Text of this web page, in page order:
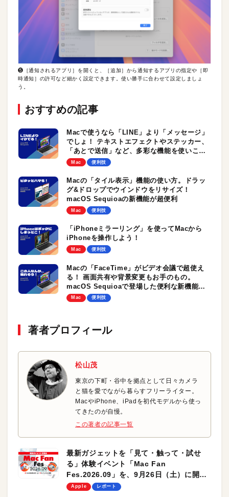
❺［通知されるアプリ］を開くと、［追加］から通知するアプリの指定や［即
時通知］の許可など細かく設定できます。使い勝手に合わせて設定しましょ
う。
おすすめの記事
Macで使うなら「LINE」より「メッセージ」
でしょ！ テキストエフェクトやステッカー、
「あとで送信」など、多彩な機能を使いこな
そう。macOS Sequoiaの進化も見逃せな
Mac 便利技
Macの「タイル表示」機能の使い方。ドラッ
グ&ドロップでウインドウをリサイズ！
macOS Sequioaの新機能が超便利
Mac 便利技
「iPhoneミラーリング」を使ってMacから
iPhoneを操作しよう！
Mac 便利技
Macの「FaceTime」がビデオ会議で超使え
る！ 画面共有や背景変更もお手のもの。
macOS Sequioaで登場した便利な新機能を
使いこなそう
Mac 便利技
著者プロフィール
松山茂
東京の下町・谷中を拠点として日々カメラ
と猫を愛でながら暮らすフリーライター。
MacやiPhone、iPadを初代モデルから使っ
てきたのが自慢。
この著者の記事一覧
最新ガジェットを「見て・触って・試せ
る」体験イベント「Mac Fan
Fes.2026.09」を、9月26日（土）に開催
します！
Apple レポート